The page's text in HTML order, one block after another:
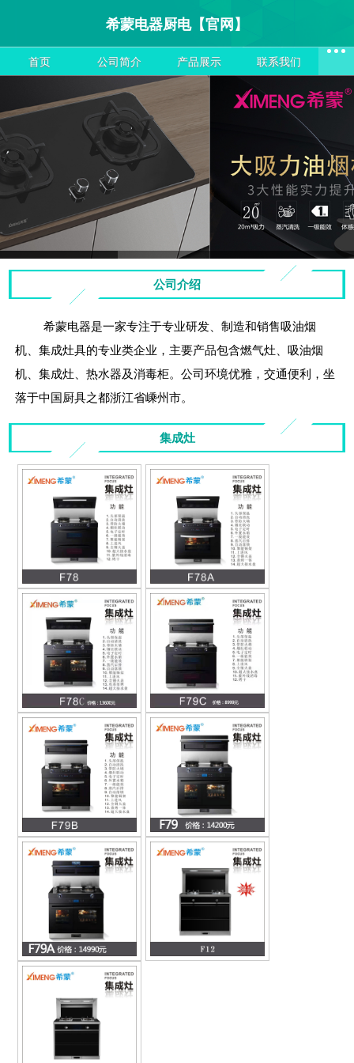
希蒙电器厨电【官网】
首页 公司简介 产品展示 联系我们
公司介绍
希蒙电器是一家专注于专业研发、制造和销售吸油烟
机、集成灶具的专业类企业，主要产品包含燃气灶、吸油烟
机、集成灶、热水器及消毒柜。公司环境优雅，交通便利，坐
落于中国厨具之都浙江省嵊州市。
集成灶